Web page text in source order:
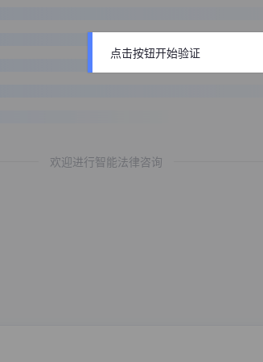
欢迎进行智能法律咨询
点击按钮开始验证